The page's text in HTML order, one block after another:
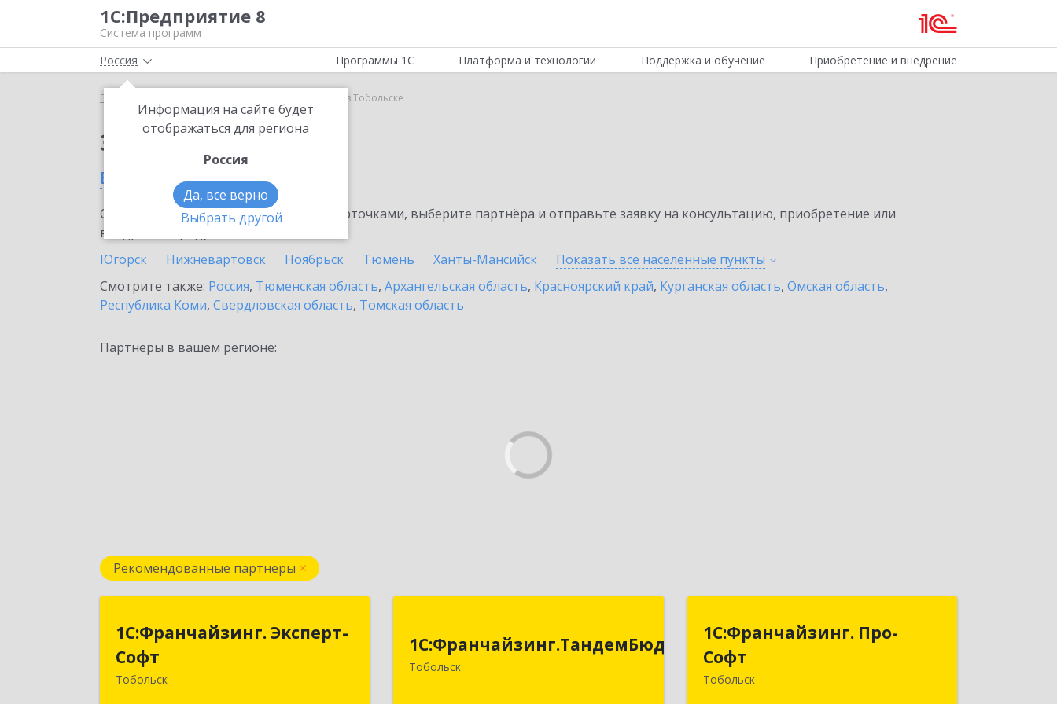
1С:Предприятие 8
Система программ
Россия
Информация на сайте будет
отображаться для региона
Россия
Да, все верно
Выбрать другой
Программы 1С Платформа и технологии Поддержка и обучение Приобретение и внедрение
Главная 1С:Кредит в Тобольске
Заказать 1С:Кредит
в Тобольске
Ознакомьтесь с информационными карточками, выберите партнёра и отправьте заявку на консультацию, приобретение или
внедрение продукта.
Югорск
Нижневартовск Ноябрьск Тюмень Ханты-Мансийск Показать все населенные пункты
Смотрите также: Россия, Тюменская область, Архангельская область, Красноярский край, Курганская область, Омская область,
Республика Коми, Свердловская область, Томская область
Партнеры в вашем регионе:
Рекомендованные партнеры
1С:Франчайзинг. Эксперт-
Софт
Тобольск
1С:Франчайзинг. Эксперт-
Софт
626150, Тюменская обл, Тобольск г, 7-
1С:Франчайзинг.ТандемБюджет
Тобольск
1С:Франчайзинг. Про-
Софт
Тобольск
1С:Франчайзинг. Про-
626150, Тюменская обл, Тобольск г,